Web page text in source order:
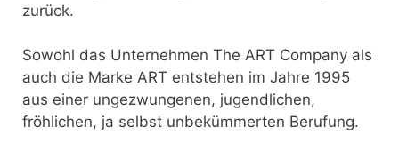
zurück.
Sowohl das Unternehmen The ART Company als
auch die Marke ART entstehen im Jahre 1995
aus einer ungezwungenen, jugendlichen,
fröhlichen, ja selbst unbekümmerten Berufung.